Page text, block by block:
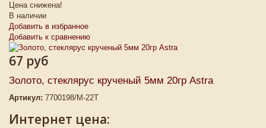
Цена снижена!
В наличии
Добавить в избранное
Добавить к сравнению
67 руб
Золото, стеклярус крученый 5мм 20гр Astra
Артикул: 7700198/М-22Т
Интернет цена: